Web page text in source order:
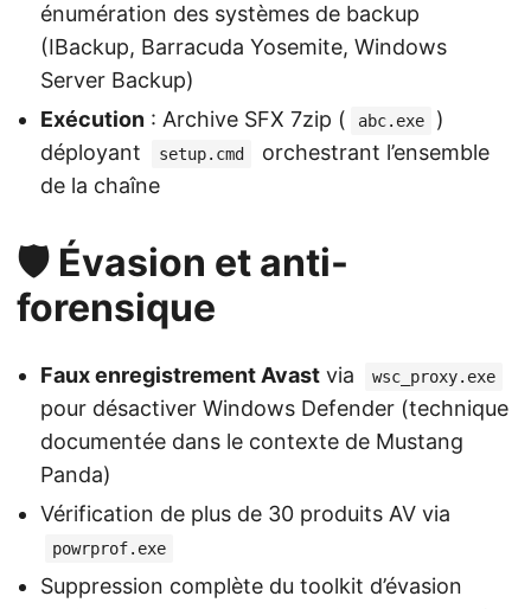
énumération des systèmes de backup
(IBackup, Barracuda Yosemite, Windows
Server Backup)
Exécution : Archive SFX 7zip ( abc.exe
)
déployant
setup.cmd
orchestrant l’ensemble
de la chaîne
🛡️ Évasion et anti-
forensique
Faux enregistrement Avast via wsc_proxy.exe
pour désactiver Windows Defender (technique
documentée dans le contexte de Mustang
Panda)
Vérification de plus de 30 produits AV via
powrprof.exe
Suppression complète du toolkit d’évasion